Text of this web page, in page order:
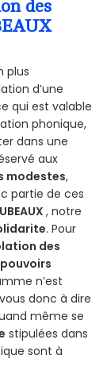
des
plus
d’une
qui est valable
phonique,
dans une
aux
modestes,
partie de ces
, notre
. Pour
des
pouvoirs
n’est
donc à dire
même se
stipulées dans
sont à